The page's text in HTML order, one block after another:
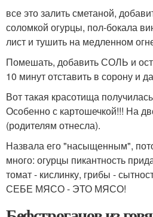
все это залить сметаной,
соломкой огурцы, пол-бокала
лист и тушить на медленном
Помешать, добавить СОЛЬ и
10 минут отставить в сорону и
Вот такая красотища
Особенно с картошечкой!!! На
(родителям отнесла).
Назвала его "насыщенным",
много: огурцы пикантность
томат - кислинку, грибы -
СЕБЕ МЯСО - ЭТО МЯСО!